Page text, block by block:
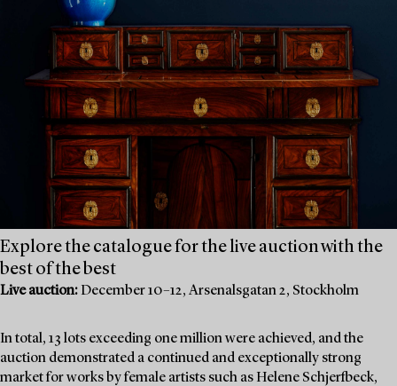
Explore the catalogue for the live auction with the
best of the best
Live auction: December 10–12, Arsenalsgatan 2, Stockholm
In total, 13 lots exceeding one million were achieved, and the
auction demonstrated a continued and exceptionally strong
market for works by female artists such as Helene Schjerfbeck,